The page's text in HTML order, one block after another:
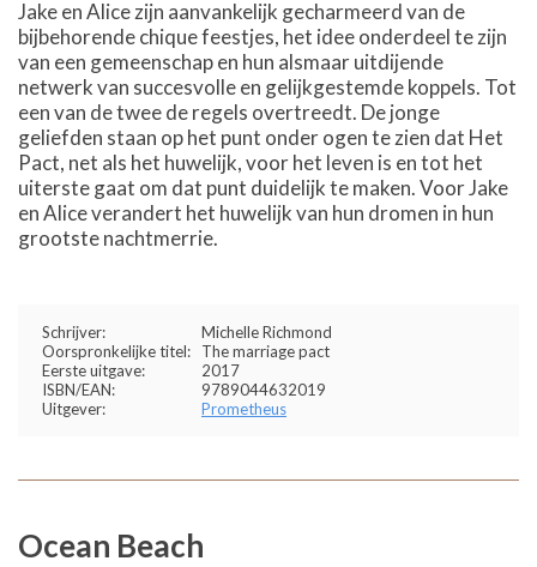
Jake en Alice zijn aanvankelijk gecharmeerd van de
bijbehorende chique feestjes, het idee onderdeel te zijn
van een gemeenschap en hun alsmaar uitdijende
netwerk van succesvolle en gelijkgestemde koppels. Tot
een van de twee de regels overtreedt. De jonge
geliefden staan op het punt onder ogen te zien dat Het
Pact, net als het huwelijk, voor het leven is en tot het
uiterste gaat om dat punt duidelijk te maken. Voor Jake
en Alice verandert het huwelijk van hun dromen in hun
grootste nachtmerrie.
Schrijver:
Michelle Richmond
Oorspronkelijke titel:
The marriage pact
Eerste uitgave:
2017
ISBN/EAN:
9789044632019
Uitgever:
Prometheus
Ocean Beach